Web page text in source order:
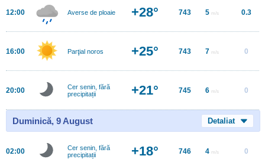
12:00 Averse de ploaie +28° 743 5 m/s 0.3
16:00 Parţial noros +25° 743 7 m/s 0
20:00
Cer senin, fără
precipitații
+21° 745 6 m/s 0
Duminică, 9 August Detaliat
02:00
Cer senin, fără
precipitații
+18° 746 4 m/s 0